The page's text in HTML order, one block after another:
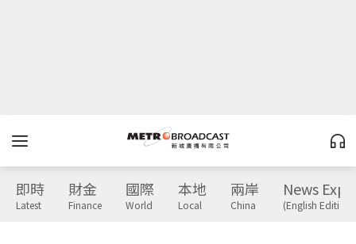
即時
Latest
財金
Finance
國際
World
本地
Local
兩岸
China
News
(English Edition)